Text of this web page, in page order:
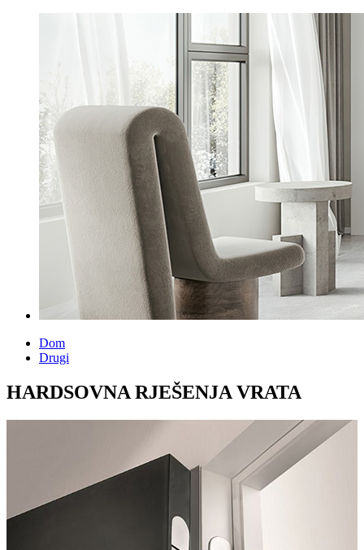
Dom
Drugi
HARDSOVNA RJEŠENJA VRATA